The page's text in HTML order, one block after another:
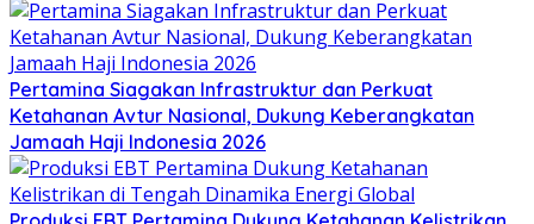
Pertamina Siagakan Infrastruktur dan Perkuat
Ketahanan Avtur Nasional, Dukung Keberangkatan
Jamaah Haji Indonesia 2026